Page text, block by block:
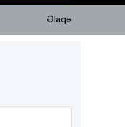
Əlaqə